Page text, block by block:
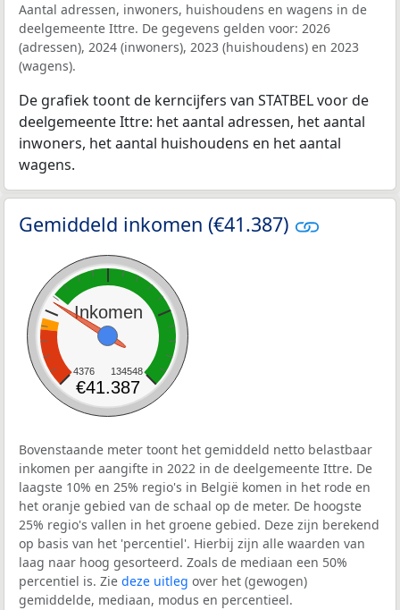
Aantal adressen, inwoners, huishoudens en wagens in de
deelgemeente Ittre. De gegevens gelden voor: 2026
(adressen), 2024 (inwoners), 2023 (huishoudens) en 2023
(wagens).
De grafiek toont de kerncijfers van STATBEL voor de
deelgemeente Ittre: het aantal adressen, het aantal
inwoners, het aantal huishoudens en het aantal
wagens.
Gemiddeld inkomen (€41.387)
Inkomen
4376 134548
€41.387
Bovenstaande meter toont het gemiddeld netto belastbaar
inkomen per aangifte in 2022 in de deelgemeente Ittre. De
laagste 10% en 25% regio's in België komen in het rode en
het oranje gebied van de schaal op de meter. De hoogste
25% regio's vallen in het groene gebied. Deze zijn berekend
op basis van het 'percentiel'. Hierbij zijn alle waarden van
laag naar hoog gesorteerd. Zoals de mediaan een 50%
percentiel is. Zie deze uitleg over het (gewogen)
gemiddelde, mediaan, modus en percentieel.